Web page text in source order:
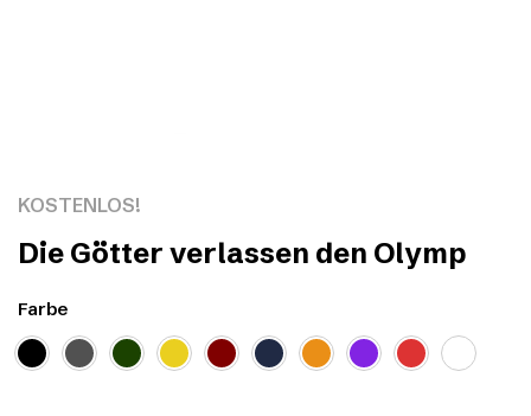
KOSTENLOS!
Die Götter verlassen den Olymp
Farbe